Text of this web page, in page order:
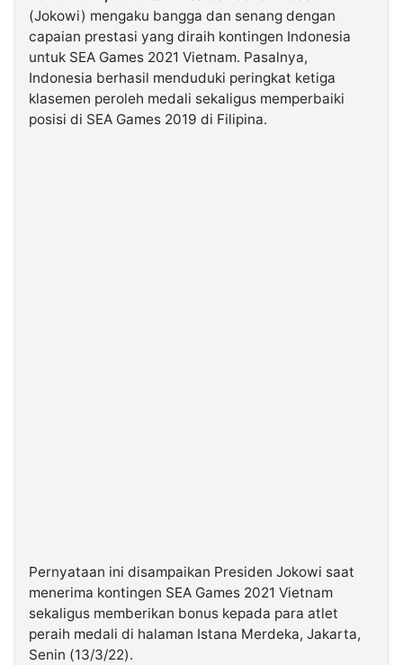
Kabarbaru.co
2026
(Jokowi) mengaku bangga dan senang dengan
capaian prestasi yang diraih kontingen Indonesia
untuk SEA Games 2021 Vietnam. Pasalnya,
Indonesia berhasil menduduki peringkat ketiga
klasemen peroleh medali sekaligus memperbaiki
posisi di SEA Games 2019 di Filipina.
Pernyataan ini disampaikan Presiden Jokowi saat
menerima kontingen SEA Games 2021 Vietnam
sekaligus memberikan bonus kepada para atlet
peraih medali di halaman Istana Merdeka, Jakarta,
Senin (13/3/22).